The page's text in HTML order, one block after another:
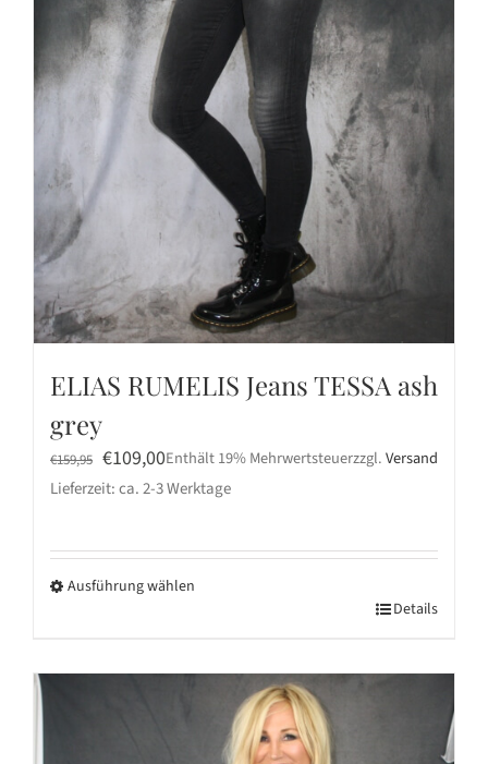
ELIAS RUMELIS Jeans TESSA ash
grey
€159,95 Ursprünglicher
Preis
€159,95
€109,00Aktueller
Preis
€109,00.
Enthält 19% Mehrwertsteuerzzgl.Versand
Lieferzeit: ca. 2-3 Werktage
Ausführung wählen
weist
Details